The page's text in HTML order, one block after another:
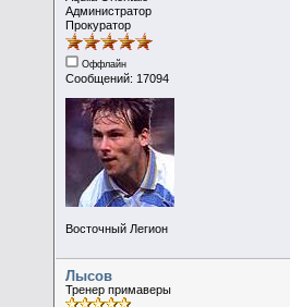
Администратор
Прокуратор
Оффлайн
Сообщений: 17094
Восточный Легион
Лысов
Тренер примаверы